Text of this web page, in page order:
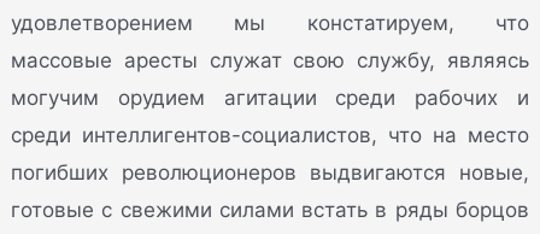
удовлетворением мы констатируем, что
массовые аресты служат свою службу, являясь
могучим орудием агитации среди рабочих и
среди интеллигентов-социалистов, что на место
погибших революционеров выдвигаются новые,
готовые с свежими силами встать в ряды борцов